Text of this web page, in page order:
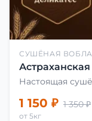
СУШЁНАЯ ВОБЛА
Настоящая
1 150 ₽ 1 350 ₽
от 5кг